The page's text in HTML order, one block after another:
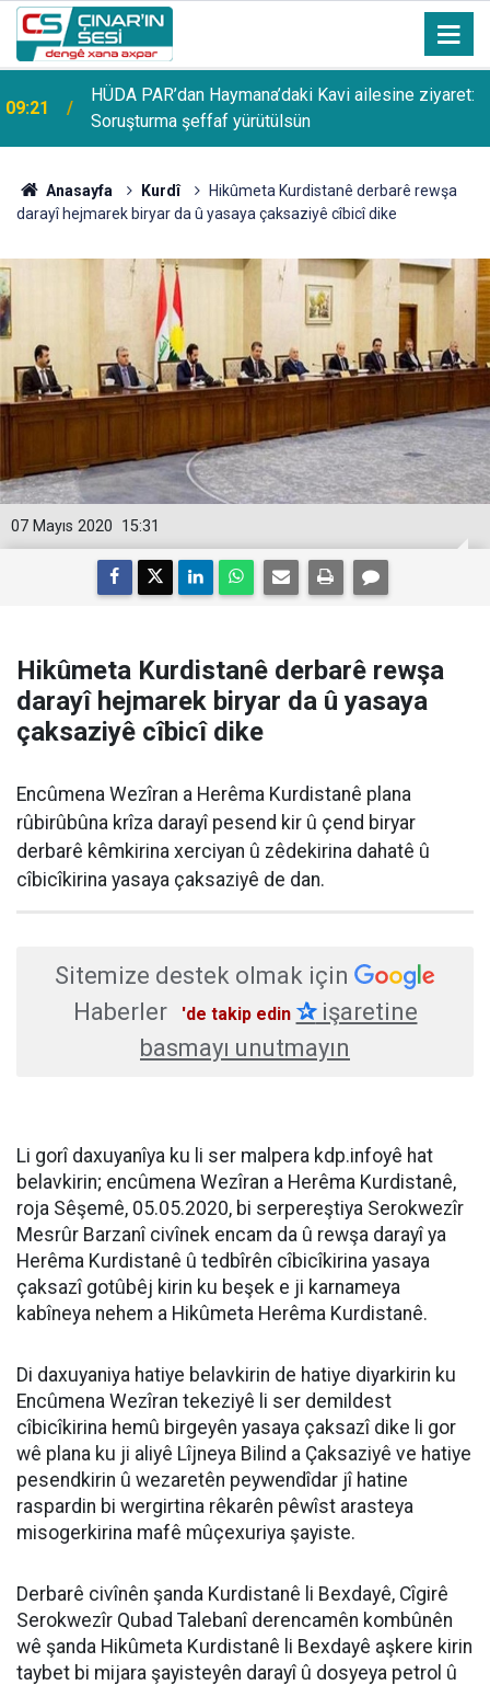
09:21
HÜDA PAR’dan Haymana’daki Kavi ailesine ziyaret:
Soruşturma şeffaf yürütülsün
Anasayfa Kurdî
Hikûmeta Kurdistanê derbarê rewşa
darayî hejmarek biryar da û yasaya çaksaziyê cîbicî dike
15:31
07 Mayıs 2020
Hikûmeta Kurdistanê derbarê rewşa
darayî hejmarek biryar da û yasaya
çaksaziyê cîbicî dike
Encûmena Wezîran a Herêma Kurdistanê plana
rûbirûbûna krîza darayî pesend kir û çend biryar
derbarê kêmkirina xerciyan û zêdekirina dahatê û
cîbicîkirina yasaya çaksaziyê de dan.
Sitemize destek olmak için
Haberler
'de takip edin ✰işaretine
basmayı unutmayın
Li gorî daxuyanîya ku li ser malpera kdp.infoyê hat
belavkirin; encûmena Wezîran a Herêma Kurdistanê,
roja Sêşemê, 05.05.2020, bi serpereştiya Serokwezîr
Mesrûr Barzanî civînek encam da û rewşa darayî ya
Herêma Kurdistanê û tedbîrên cîbicîkirina yasaya
çaksazî gotûbêj kirin ku beşek e ji karnameya
kabîneya nehem a Hikûmeta Herêma Kurdistanê.
Di daxuyaniya hatiye belavkirin de hatiye diyarkirin ku
Encûmena Wezîran tekeziyê li ser demildest
cîbicîkirina hemû birgeyên yasaya çaksazî dike li gor
wê plana ku ji aliyê Lîjneya Bilind a Çaksaziyê ve hatiye
pesendkirin û wezaretên peywendîdar jî hatine
raspardin bi wergirtina rêkarên pêwîst arasteya
misogerkirina mafê mûçexuriya şayiste.
Derbarê civînên şanda Kurdistanê li Bexdayê, Cîgirê
Serokwezîr Qubad Talebanî derencamên kombûnên
wê şanda Hikûmeta Kurdistanê li Bexdayê aşkere kirin
taybet bi mijara şayisteyên darayî û dosyeya petrol û